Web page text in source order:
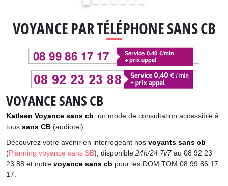
VOYANCE PAR TÉLÉPHONE SANS CB
VOYANCE SANS CB
Katleen Voyance sans cb, un mode de consultation accessible à
tous sans CB (audiotel).
Découvrez votre avenir en interrogeant nos voyants sans cb
(Planning voyance sans SB), disponible 24h/24 7j/7au 08 92 23
23 88 et notre voyance sans cb pour les DOM TOM 08 99 86 17
17.